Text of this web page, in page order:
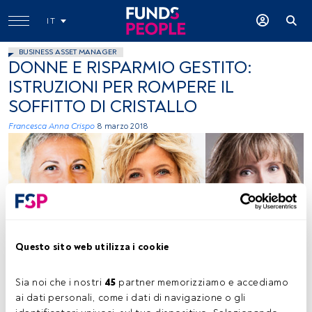
Questo sito web utilizza i cookie
Sia noi che i nostri 45 partner memorizziamo e accediamo
ai dati personali, come i dati di navigazione o gli
IT
BUSINESS ASSET MANAGER
DONNE E RISPARMIO GESTITO:
ISTRUZIONI PER ROMPERE IL
SOFFITTO DI CRISTALLO
Francesca Anna Crispo 8 marzo 2018
Simona Merzagora (NN IP). Immagini cedute.
Tempo di lettura: 3 min.